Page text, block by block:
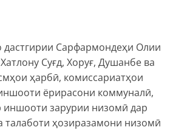
Сарфармондеҳи Олии
Суғд, Хоруғ, Душанбе ва
ҳарбӣ, комиссариатҳои
ёрирасони коммуналӣ,
иншооти зарурии низомӣ дар
талаботи ҳозиразамони низомӣ